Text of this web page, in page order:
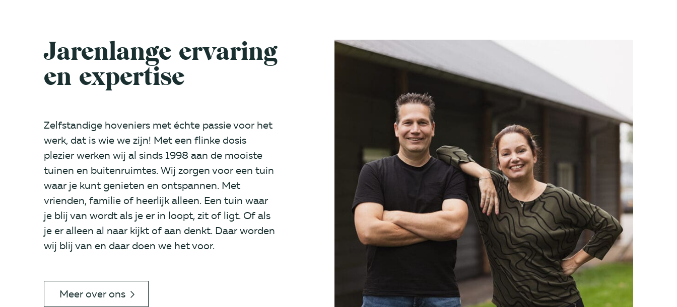
Jarenlange ervaring
en expertise
Zelfstandige hoveniers met échte passie voor het
werk, dat is wie we zijn! Met een flinke dosis
plezier werken wij al sinds 1998 aan de mooiste
tuinen en buitenruimtes. Wij zorgen voor een tuin
waar je kunt genieten en ontspannen. Met
vrienden, familie of heerlijk alleen. Een tuin waar
je blij van wordt als je er in loopt, zit of ligt. Of als
je er alleen al naar kijkt of aan denkt. Daar worden
wij blij van en daar doen we het voor.
Meer over ons